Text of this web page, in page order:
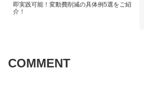
即実践可能！変動費削減の具体例5選をご紹
介！
COMMENT